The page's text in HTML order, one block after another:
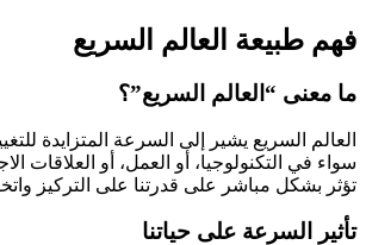
فهم طبيعة العالم السريع
ما معنى “العالم السريع”؟
العالم السريع يشير إلى السرعة المتزايدة
سواء في التكنولوجيا، أو العمل، أو العلاقات
تؤثر بشكل مباشر على قدرتنا على التركيز
تأثير السرعة على حياتنا